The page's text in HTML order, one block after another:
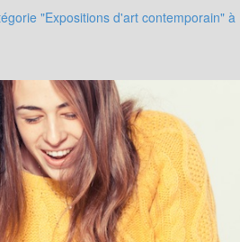
"Expositions d'art contemporain" à